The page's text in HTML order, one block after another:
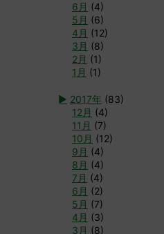
6月 (4)
5月 (6)
4月 (12)
3月 (8)
2月 (1)
1月 (1)
► 2017年 (83)
12月 (4)
11月 (7)
10月 (12)
9月 (4)
8月 (4)
7月 (4)
6月 (2)
5月 (7)
4月 (3)
3月 (8)